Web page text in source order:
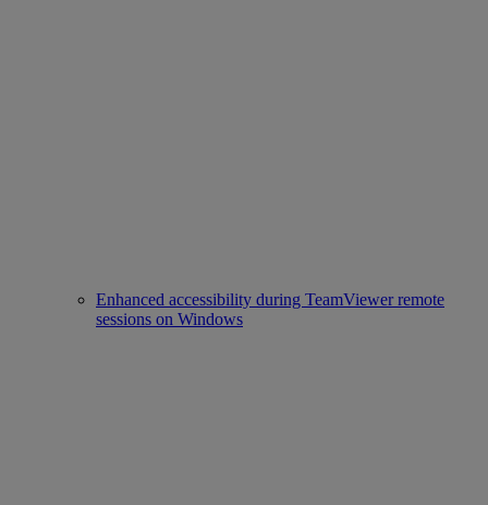
Enhanced accessibility during TeamViewer remote
sessions on Windows